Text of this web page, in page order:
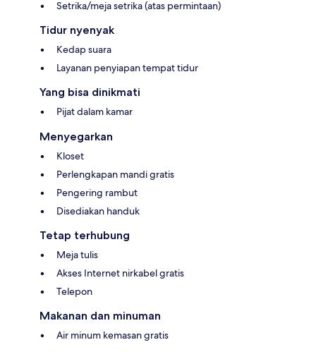
Setrika/meja setrika (atas permintaan)
Tidur nyenyak
Kedap suara
Layanan penyiapan tempat tidur
Yang bisa dinikmati
Pijat dalam kamar
Menyegarkan
Kloset
Perlengkapan mandi gratis
Pengering rambut
Disediakan handuk
Tetap terhubung
Meja tulis
Akses Internet nirkabel gratis
Telepon
Makanan dan minuman
Air minum kemasan gratis